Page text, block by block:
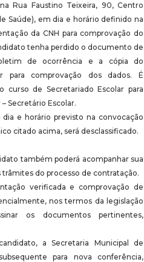
Rua Faustino Teixeira, 90, Centro
Saúde), em dia e horário definido na
da CNH para comprovação do
tenha perdido o documento de
de ocorrência e a cópia do
para comprovação dos dados. É
de Secretariado Escolar para
Secretário Escolar.
e horário previsto na convocação
citado acima, será desclassificado.
também poderá acompanhar sua
do processo de contratação.
verificada e comprovação de
nos termos da legislação
os documentos pertinentes,
a Secretaria Municipal de
para nova conferência,